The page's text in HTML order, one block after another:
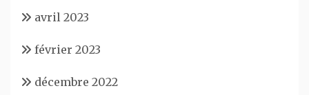
avril 2023
février 2023
décembre 2022